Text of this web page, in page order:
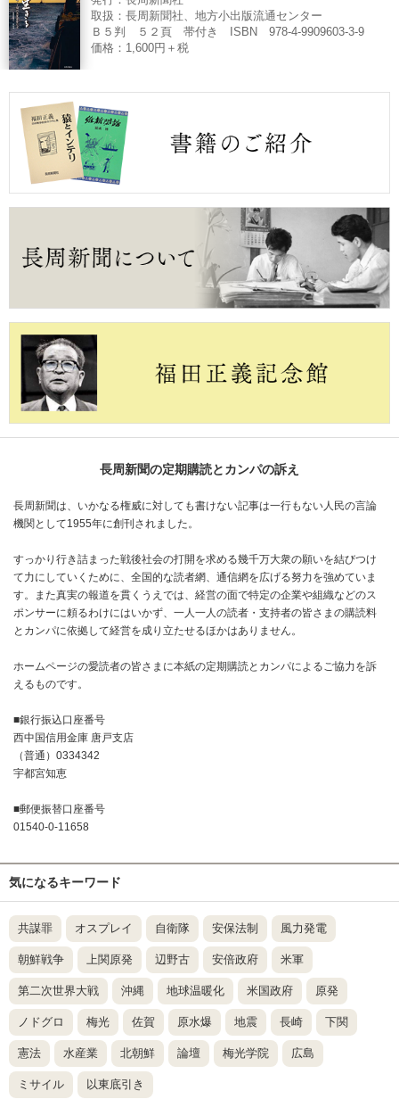
取扱：長周新聞社、地方小出版流通センター
Ｂ５判 ５２頁 帯付き ISBN 978-4-9909603-3-9
価格：1,600円＋税
長周新聞の定期購読とカンパの訴え
長周新聞は、いかなる権威に対しても書けない記事は一行もない人民の言論
機関として1955年に創刊されました。
すっかり行き詰まった戦後社会の打開を求める幾千万大衆の願いを結びつけ
て力にしていくために、全国的な読者網、通信網を広げる努力を強めていま
す。また真実の報道を貫くうえでは、経営の面で特定の企業や組織などのス
ポンサーに頼るわけにはいかず、一人一人の読者・支持者の皆さまの購読料
とカンパに依拠して経営を成り立たせるほかはありません。
ホームページの愛読者の皆さまに本紙の定期購読とカンパによるご協力を訴
えるものです。
■銀行振込口座番号
西中国信用金庫 唐戸支店
（普通）0334342
宇都宮知恵
■郵便振替口座番号
01540-0-11658
気になるキーワード
共謀罪 オスプレイ 自衛隊 安保法制 風力発電
朝鮮戦争 上関原発 辺野古 安倍政府 米軍
第二次世界大戦 沖縄 地球温暖化 米国政府 原発
ノドグロ 梅光 佐賀 原水爆 地震 長崎 下関
憲法 水産業 北朝鮮 論壇 梅光学院 広島
ミサイル 以東底引き